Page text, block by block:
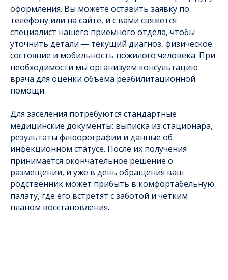
оформления. Вы можете оставить заявку по
телефону или на сайте, и с вами свяжется
специалист нашего приемного отдела, чтобы
уточнить детали — текущий диагноз, физическое
состояние и мобильность пожилого человека. При
необходимости мы организуем консультацию
врача для оценки объема реабилитационной
помощи.
Для заселения потребуются стандартные
медицинские документы: выписка из стационара,
результаты флюорографии и данные об
инфекционном статусе. После их получения
принимается окончательное решение о
размещении, и уже в день обращения ваш
родственник может прибыть в комфортабельную
палату, где его встретят с заботой и четким
планом восстановления.